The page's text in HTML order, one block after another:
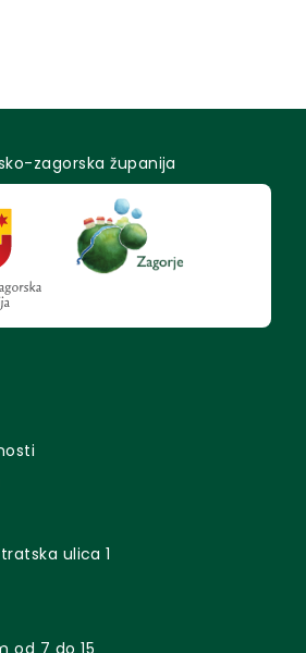
zagorska županija
ulica 1